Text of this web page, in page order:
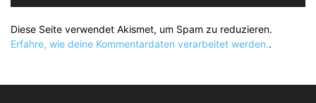
Diese Seite verwendet Akismet, um Spam zu reduzieren.
Erfahre, wie deine Kommentardaten verarbeitet werden..